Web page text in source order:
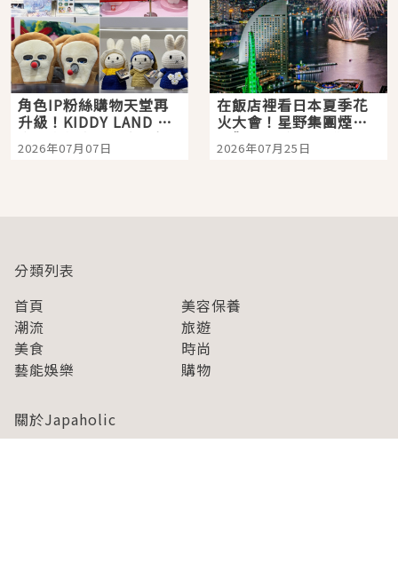
角色IP粉絲購物天堂再
升級！KIDDY LAND 原
宿店吉伊卡哇迎客，新
開幕 OMOKADO 店3分
2026年07月07日
在飯店裡看日本夏季花
火大會！星野集團煙火
景觀飯店6選，讓你不用
人擠人悠閒欣賞
2026年07月25日
分類列表
首頁
美容保養
潮流
旅遊
美食
時尚
藝能娛樂
購物
關於Japaholic